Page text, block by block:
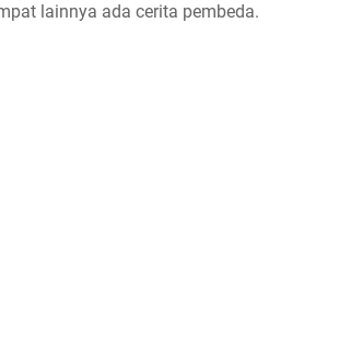
lainnya ada cerita pembeda.